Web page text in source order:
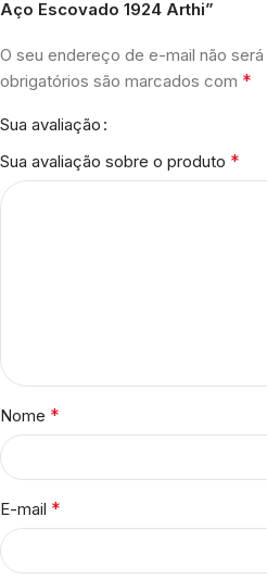
Aço Escovado 1924 Arthi”
O seu endereço de e-mail não
obrigatórios são marcados com *
Sua avaliação
Sua avaliação sobre o produto *
Nome *
E-mail *